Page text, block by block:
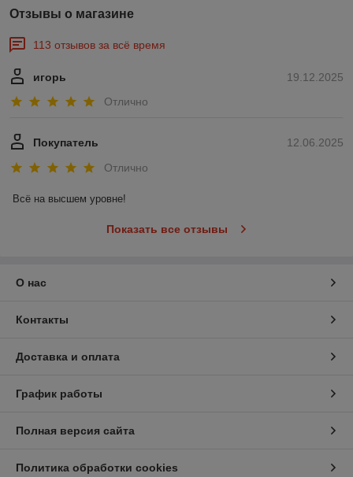
Отзывы о магазине
113 отзывов за всё время
19.12.2025
игорь
Отлично
12.06.2025
Покупатель
Отлично
Всё на высшем уровне!
Показать все отзывы
О нас
Контакты
Доставка и оплата
График работы
Полная версия сайта
Политика обработки cookies